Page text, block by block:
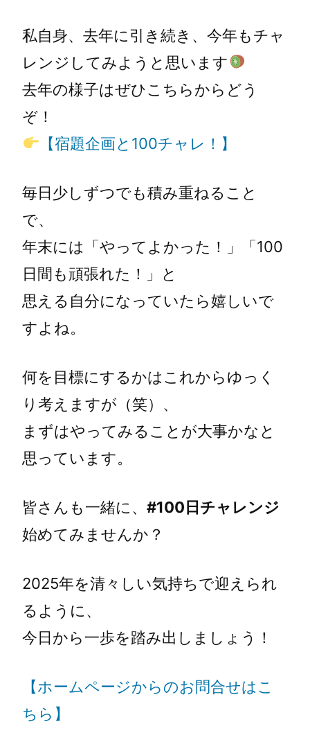
私自身、去年に引き続き、今年もチャ
レンジしてみようと思います
去年の様子はぜひこちらからどう
ぞ！
【宿題企画と100チャレ！】
毎日少しずつでも積み重ねること
で、
年末には「やってよかった！」「100
日間も頑張れた！」と
思える自分になっていたら嬉しいで
すよね。
何を目標にするかはこれからゆっく
り考えますが（笑）、
まずはやってみることが大事かなと
思っています。
皆さんも一緒に、 #100日チャレンジ
始めてみませんか？
2025年を清々しい気持ちで迎えられ
るように、
今日から一歩を踏み出しましょう！
【ホームページからのお問合せはこ
ちら】